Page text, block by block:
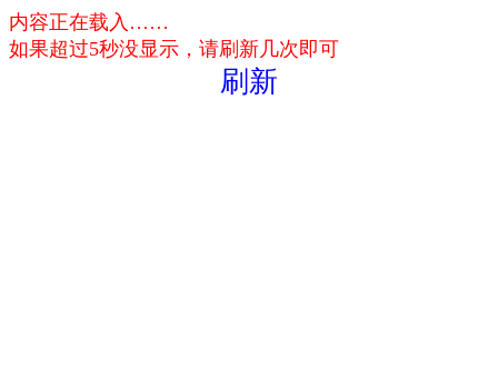
内容正在载入……
如果超过5秒没显示，请刷新几次即可
刷新